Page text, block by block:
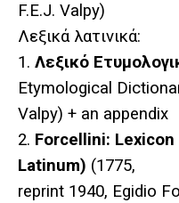
F.E.J. Valpy)
Λεξικά λατινικά:
1. Λεξικό
Etymological
Valpy) + an appendix
2. Forcellini:
Latinum) (1775,
reprint 1940, Egidio